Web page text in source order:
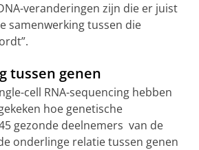
veranderingen zijn die er juist
samenwerking tussen die
tussen genen
cell RNA-sequencing hebben
hoe genetische
gezonde deelnemers van de
onderlinge relatie tussen genen